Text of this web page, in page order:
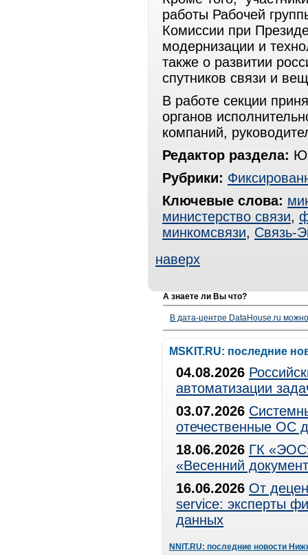
работы Рабочей
Комиссии при
модернизации и
также о развитии
спутников связи и
В работе секции
органов
компаний,
Редактор раздела:
Рубрики:
Ключевые слова:
министерство связи,
минкомсвязи, Связь-
наверх
А знаете ли Вы что?
В дата-центре DataHouse.ru
MSKIT.RU: последние
04.08.2026
автоматизации
03.07.2026
отечественные ОС
18.06.2026 ГК
«Весенний
16.06.2026 От
service: эксперты
данных
NNIT.RU: последние новости